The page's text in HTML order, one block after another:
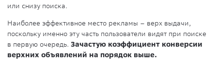
или снизу поиска.
Наиболее эффективное место рекламы – верх выдачи,
поскольку именно эту часть пользователи видят при поиске
в первую очередь. Зачастую коэффициент конверсии
верхних объявлений на порядок выше.